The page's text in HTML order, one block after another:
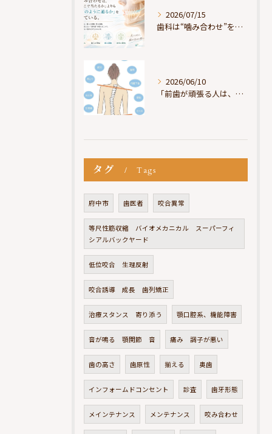
2026/07/15
歯科は“噛み合わせ”を見ているが、身体は“通り道”を見ている
2026/06/10
「前歯が頑張る人は、だいたい疲れている」
タグ Tags
府中市 歯医者 咬合異常
等尺性筋収縮 バイオメカニカル スーパーフィ
シアルバックヤード
低位咬合 生理反射
咬合誘導 成長 歯列矯正
治療スタンス 寄り添う 顎口腔系、機能障害
音が鳴る 顎関節 音 痛み 調子が悪い
歯の高さ 歯原性 揃える 奥歯
インフォームドコンセント 診査 歯牙形態
メインテナンス メンテナンス 咬み合わせ